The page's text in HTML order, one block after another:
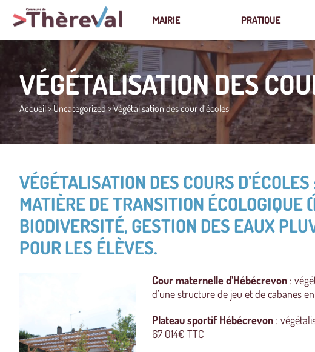
MAIRIE PRATIQUE
VÉGÉTALISATION DES
Accueil>Uncategorized>Végétalisation des cour d’écoles
VÉGÉTALISATION DES COURS
MATIÈRE DE TRANSITION ÉCOLOGIQUE
BIODIVERSITÉ, GESTION DES EAUX
POUR LES ÉLÈVES.
Cour maternelle d’Hébécrevon :
d’une structure de jeu et de cabanes
Plateau sportif Hébécrevon :
67 014€ TTC